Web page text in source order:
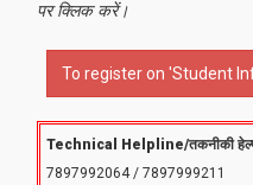
पर क्लिक करें।
To register on 'Student
Technical Helpline/तकनीकी
7897992064 / 7897999211